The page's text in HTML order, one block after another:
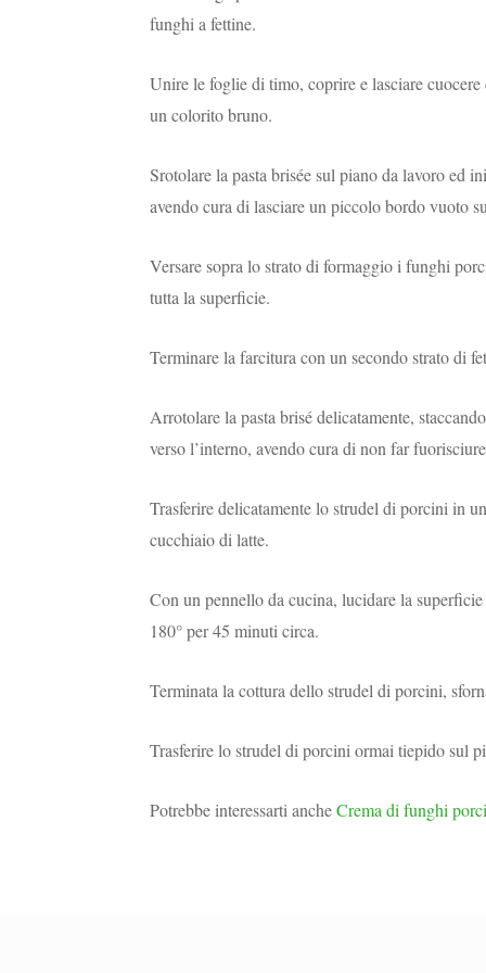
funghi a fettine.
Unire le foglie di timo, coprire e lasciare
un colorito bruno.
Srotolare la pasta brisée sul piano da lavoro ed
avendo cura di lasciare un piccolo bordo vuoto
Versare sopra lo strato di formaggio i funghi
tutta la superficie.
Terminare la farcitura con un secondo strato di
Arrotolare la pasta brisé delicatamente,
verso l’interno, avendo cura di non far
Trasferire delicatamente lo strudel di porcini in
cucchiaio di latte.
Con un pennello da cucina, lucidare la
180° per 45 minuti circa.
Terminata la cottura dello strudel di porcini,
Trasferire lo strudel di porcini ormai tiepido sul
Potrebbe interessarti ancheCrema di funghi